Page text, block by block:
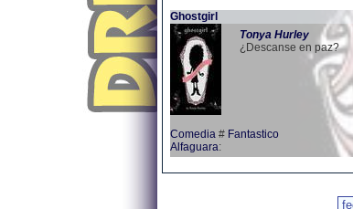
Ghostgirl
Tonya Hurley
¿Descanse en paz?
Comedia # Fantastico
Alfaguara: